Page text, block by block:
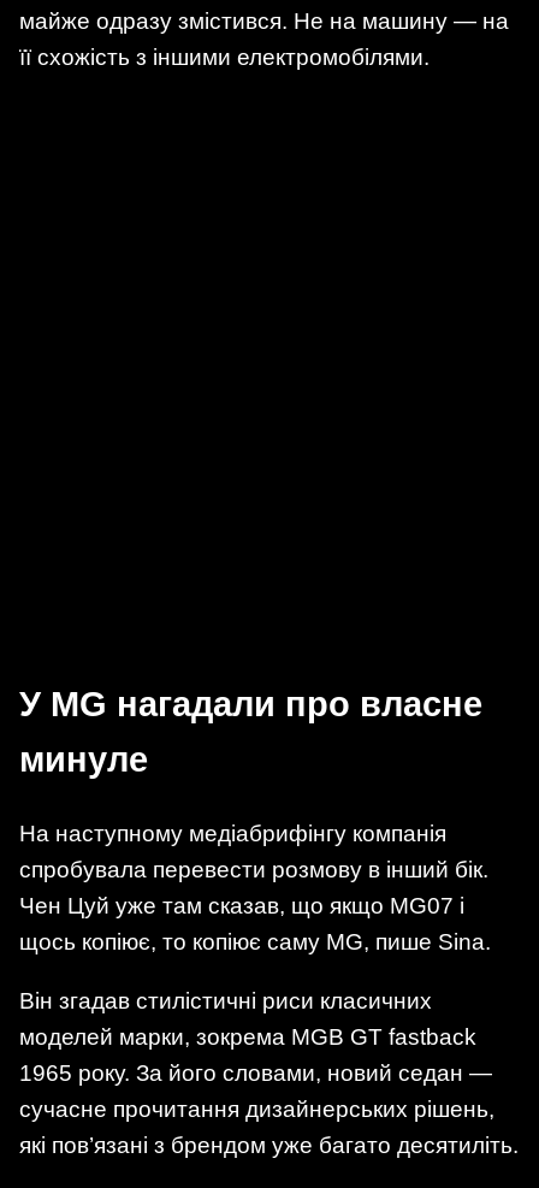
майже одразу змістився. Не на машину — на
її схожість з іншими електромобілями.
У MG нагадали про власне
минуле
На наступному медіабрифінгу компанія
спробувала перевести розмову в інший бік.
Чен Цуй уже там сказав, що якщо MG07 і
щось копіює, то копіює саму MG, пише Sina.
Він згадав стилістичні риси класичних
моделей марки, зокрема MGB GT fastback
1965 року. За його словами, новий седан —
сучасне прочитання дизайнерських рішень,
які пов’язані з брендом уже багато десятиліть.